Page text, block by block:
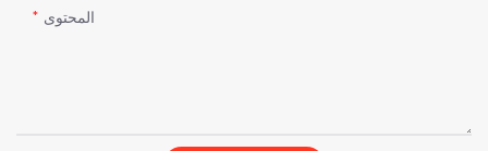
المحتوى